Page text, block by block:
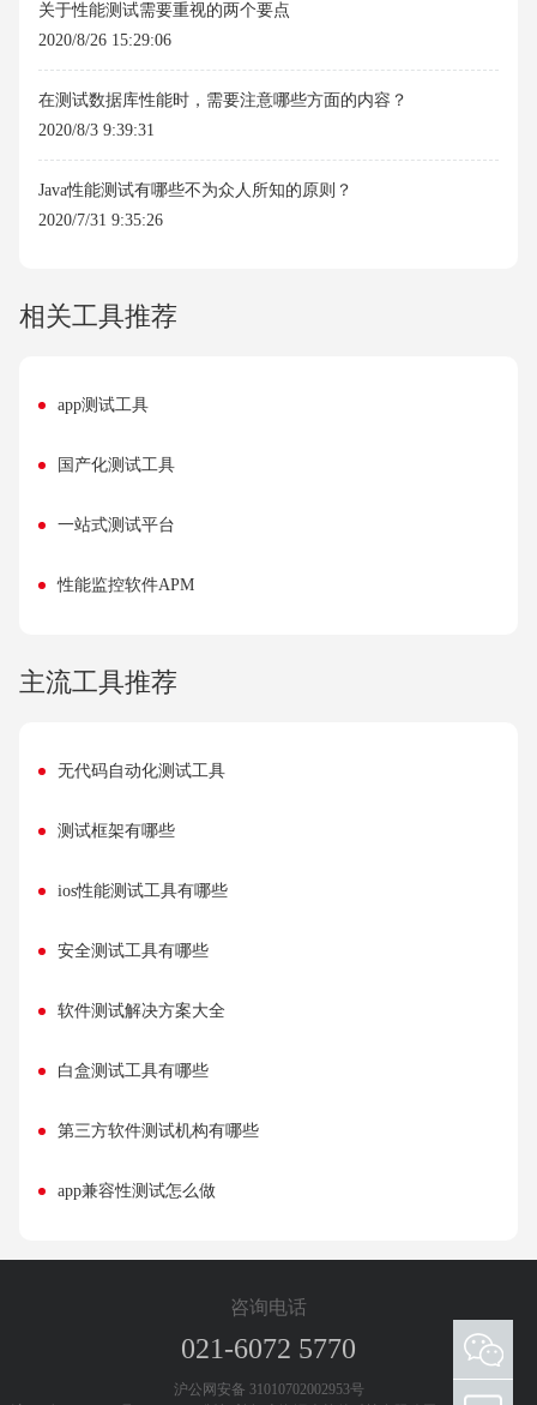
关于性能测试需要重视的两个要点
2020/8/26 15:29:06
在测试数据库性能时，需要注意哪些方面的内容？
2020/8/3 9:39:31
Java性能测试有哪些不为众人所知的原则？
2020/7/31 9:35:26
相关工具推荐
app测试工具
国产化测试工具
一站式测试平台
性能监控软件APM
主流工具推荐
无代码自动化测试工具
测试框架有哪些
ios性能测试工具有哪些
安全测试工具有哪些
软件测试解决方案大全
白盒测试工具有哪些
第三方软件测试机构有哪些
app兼容性测试怎么做
咨询电话
021-6072 5770
沪公网安备 31010702002953号